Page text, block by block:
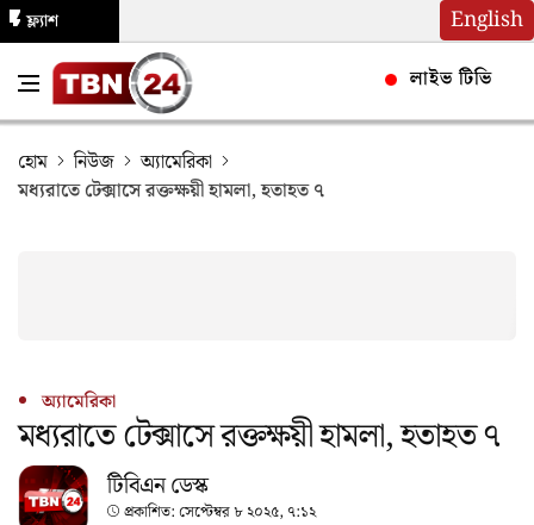
English
ফ্ল্যাশ
লাইভ টিভি
হোম নিউজ
অ্যামেরিকা
মধ্যরাতে টেক্সাসে রক্তক্ষয়ী হামলা, হতাহত ৭
অ্যামেরিকা
মধ্যরাতে টেক্সাসে রক্তক্ষয়ী হামলা, হতাহত ৭
টিবিএন ডেস্ক
প্রকাশিত: সেপ্টেম্বর ৮ ২০২৫, ৭:১২